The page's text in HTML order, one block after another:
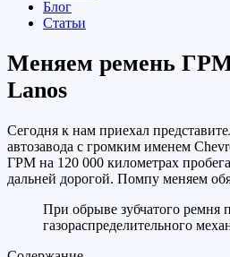
Блог
Статьи
Меняем ремень
Lanos
Сегодня к нам приехал
автозавода с громким именем
ГРМ на 120 000 километрах
дальней дорогой. Помпу меняем
При обрыве зубчатого ремня
газораспределительного